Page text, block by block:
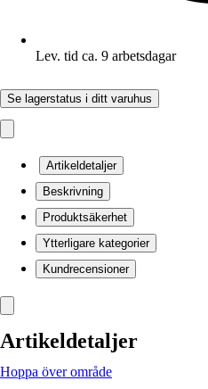
Lev. tid ca. 9 arbetsdagar
Se lagerstatus i ditt varuhus
Artikeldetaljer
Beskrivning
Produktsäkerhet
Ytterligare kategorier
Kundrecensioner
Artikeldetaljer
Hoppa över område